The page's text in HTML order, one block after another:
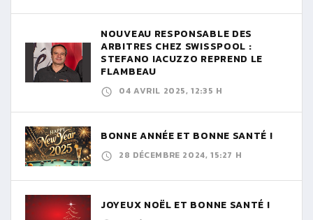
NOUVEAU RESPONSABLE DES
ARBITRES CHEZ SWISSPOOL :
STEFANO IACUZZO REPREND LE
FLAMBEAU
04 AVRIL 2025, 12:35 H
BONNE ANNÉE ET BONNE SANTÉ !
28 DÉCEMBRE 2024, 15:27 H
JOYEUX NOËL ET BONNE SANTÉ !